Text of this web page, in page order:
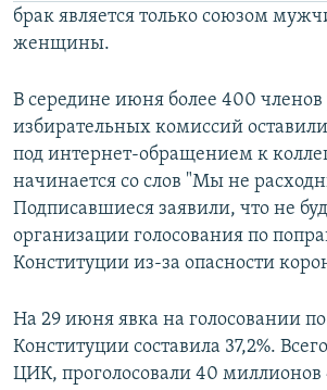
брак является только союзом
женщины.
В середине июня более 400 членов
избирательных комиссий
под интернет-обращением к
начинается со слов "Мы не
Подписавшиеся заявили, что не
организации голосования по
Конституции из-за опасности
На 29 июня явка на голосовании
Конституции составила 37,2%.
ЦИК, проголосовали 40 миллионов